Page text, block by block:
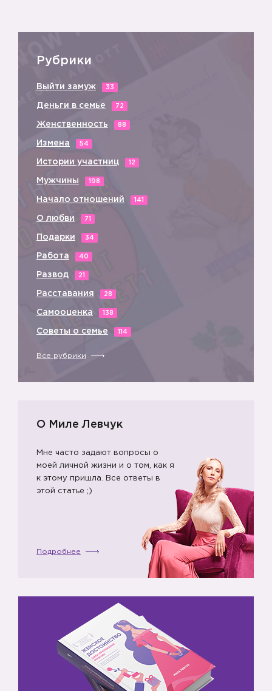
Рубрики
Выйти замуж 33
Деньги в семье 72
Женственность 88
Измена 54
Истории участниц 12
Мужчины 198
Начало отношений 141
О любви 71
Подарки 34
Работа 40
Развод 21
Расставания 28
Самооценка 138
Советы о семье 114
Все рубрики
О Миле Левчук
Мне часто задают вопросы о
моей личной жизни и о том, как я
к этому пришла. Все ответы в
этой статье ;)
Подробнее